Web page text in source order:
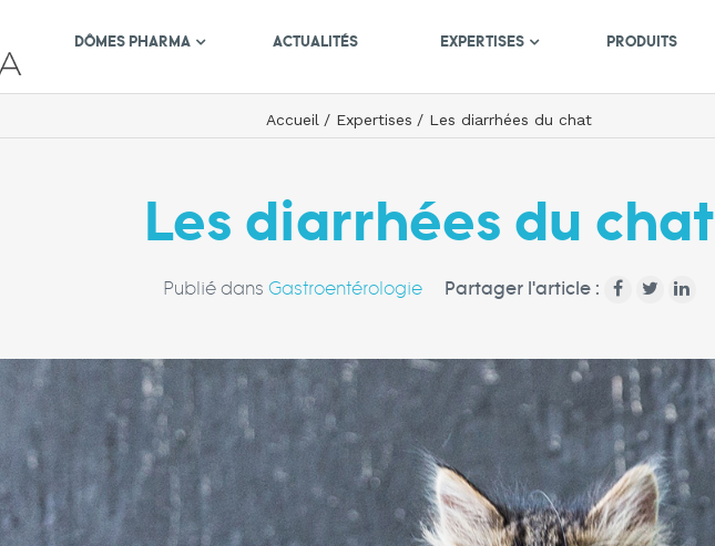
DÔMES PHARMA ACTUALITÉS EXPERTISES PRODUITS
Accueil Expertises Les diarrhées du chat
Les diarrhées du chat
Publié dans Gastroentérologie Partager l'article :